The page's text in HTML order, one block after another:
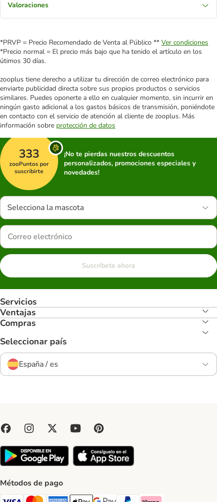
Valoraciones
*PRVP = Precio Recomendado de Venta al Público ** Ver condiciones
*Precio normal = El precio más bajo que ha tenido el artículo en los
útimos 30 días.
zooplus tiene derecho a utilizar tu dirección de correo electrónico para
enviarte publicidad directa sobre sus propios productos o servicios
similares. Puedes oponerte a ello en cualquier momento, sin incurrir en
ningún gasto adicional a los gastos básicos de transmisión, poniéndote
en contacto con el servicio de atención al cliente de zooplus. Más
información sobre protección de datos
333
zooPuntos por
suscribirte
¡No te pierdas nuestros descuentos
personalizados, promociones especiales y
novedades!
Selecciona la mascota
Suscríbete ahora
Servicios
Ventajas
Compras
Seleccionar país
España / es
Métodos de pago